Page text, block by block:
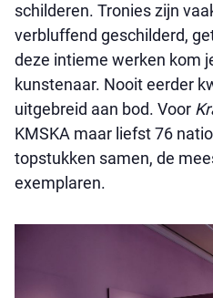
schilderen. Tronies zijn
verbluffend geschilderd,
deze intieme werken kom
kunstenaar. Nooit eerder
uitgebreid aan bod. Voor
KMSKA maar liefst 76
topstukken samen, de
exemplaren.